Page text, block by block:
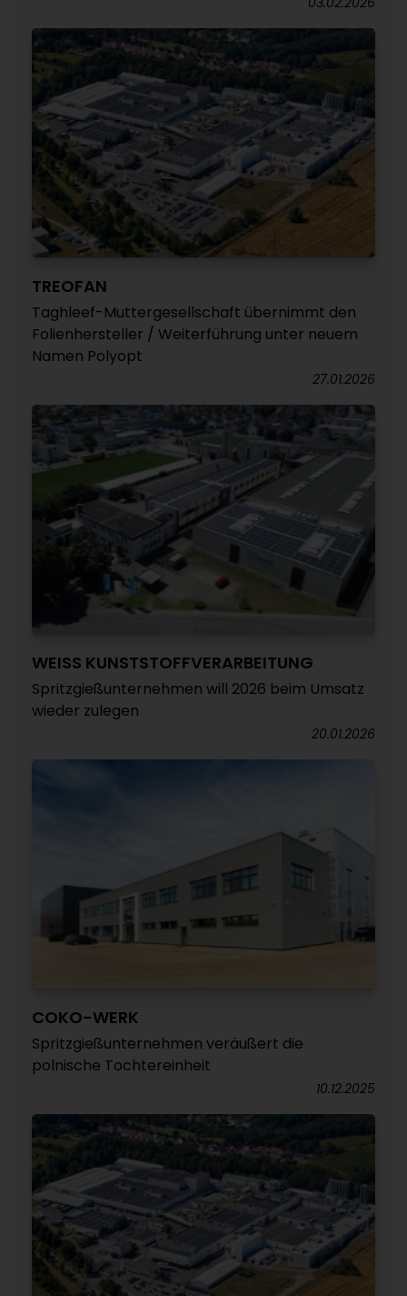
TREOFAN
Taghleef-Muttergesellschaft übernimmt den
Folienhersteller / Weiterführung unter neuem
Namen Polyopt
27.01.2026
WEISS KUNSTSTOFFVERARBEITUNG
Spritzgießunternehmen will 2026 beim Umsatz
wieder zulegen
20.01.2026
COKO-WERK
Spritzgießunternehmen veräußert die
polnische Tochtereinheit
10.12.2025